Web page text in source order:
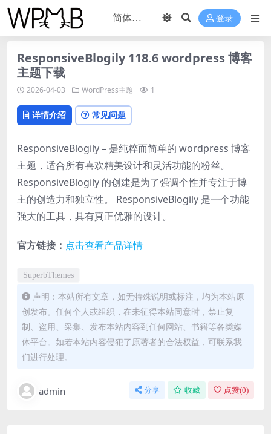
登录
ResponsiveBlogily 118.6 wordpress 博客
主题下载
2026-04-03 WordPress主题 1
详情介绍 常见问题
ResponsiveBlogily – 是纯粹而简单的 wordpress 博客
主题，适合所有喜欢精美设计和灵活功能的粉丝。
ResponsiveBlogily 的创建是为了强调个性并专注于博
主的创造力和独立性。 ResponsiveBlogily 是一个功能
强大的工具，具有真正优雅的设计。
官方链接： 点击查看产品详情
SuperbThemes
声明：本站所有文章，如无特殊说明或标注，均为本站原
创发布。任何个人或组织，在未征得本站同意时，禁止复
制、盗用、采集、发布本站内容到任何网站、书籍等各类媒
体平台。如若本站内容侵犯了原著者的合法权益，可联系我
们进行处理。
admin 分享 收藏 点赞(0)